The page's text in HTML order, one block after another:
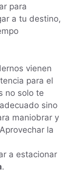
para
a tu destino,
vienen
para el
no solo te
sino
maniobrar y
la
a estacionar
.